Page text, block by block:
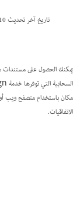
تاريخ آخر تحديث10 يوليو 2025
الاتفاقيات.